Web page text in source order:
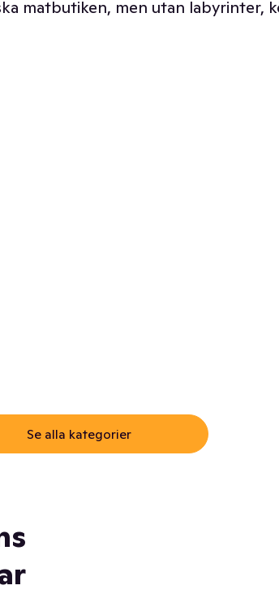
matbutiken, men utan labyrinter,
Se alla kategorier